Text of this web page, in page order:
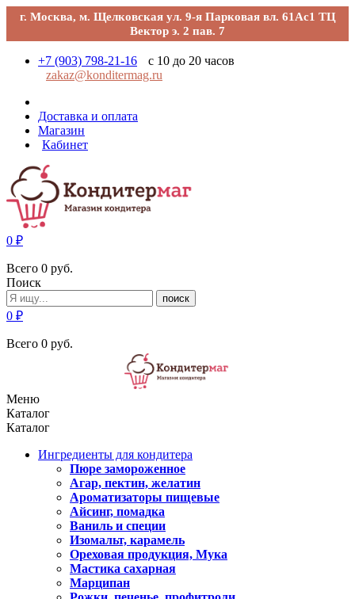
г. Москва, м. Щелковская ул. 9-я Парковая вл. 61Ас1 ТЦ
Вектор э. 2 пав. 7
+7 (903) 798-21-16
с 10 до 20 часов
zakaz@konditermag.ru
Доставка и оплата
Магазин
Кабинет
0 ₽
Всего 0 руб.
Поиск
поиск
0 ₽
Всего 0 руб.
Меню
Каталог
Каталог
Ингредиенты для кондитера
Пюре замороженное
Агар, пектин, желатин
Ароматизаторы пищевые
Айсинг, помадка
Ваниль и специи
Изомальт, карамель
Ореховая продукция, Мука
Мастика сахарная
Марципан